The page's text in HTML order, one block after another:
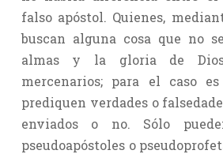
falso apóstol. Quienes,
buscan alguna cosa que no
almas y la gloria de
mercenarios; para el caso
prediquen verdades o
enviados o no. Sólo
pseudoapóstoles o